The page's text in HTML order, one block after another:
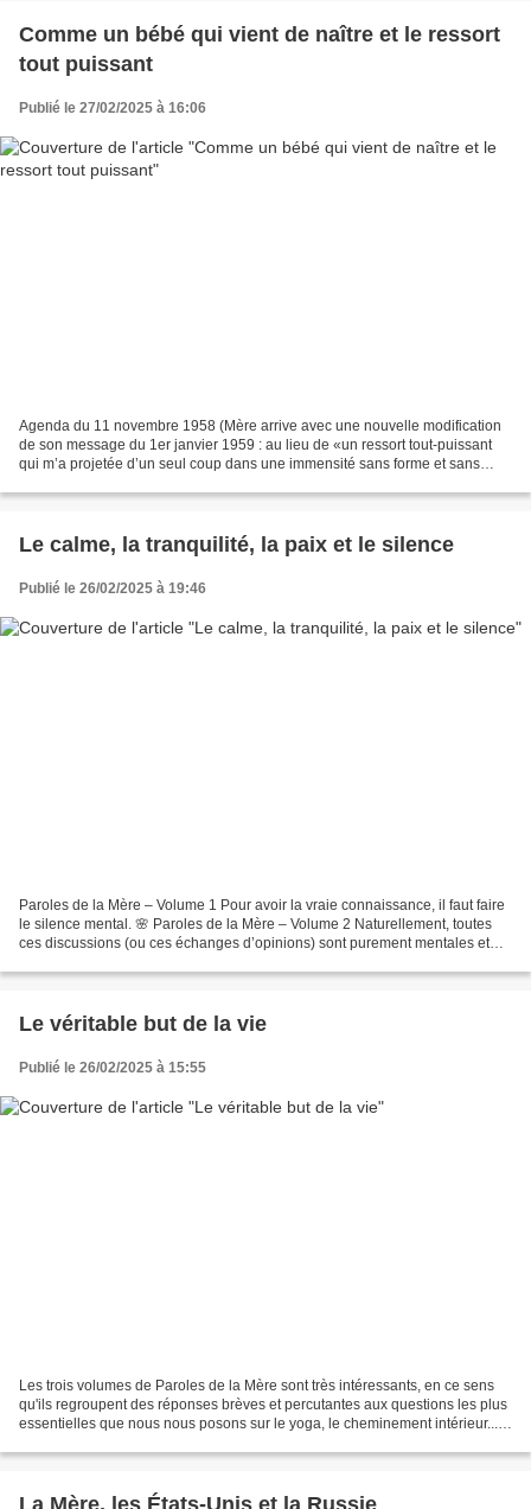
Comme un bébé qui vient de naître et le ressort
tout puissant
Publié le 27/02/2025 à 16:06
Agenda du 11 novembre 1958 (Mère arrive avec une nouvelle modification
de son message du 1er janvier 1959 : au lieu de «un ressort tout-puissant
qui m’a projetée d’un seul coup dans une immensité sans forme et sans
Le calme, la tranquilité, la paix et le silence
Publié le 26/02/2025 à 19:46
Paroles de la Mère – Volume 1 Pour avoir la vraie connaissance, il faut faire
le silence mental. 🌸 Paroles de la Mère – Volume 2 Naturellement, toutes
ces discussions (ou ces échanges d’opinions) sont purement mentales et
Le véritable but de la vie
Publié le 26/02/2025 à 15:55
Les trois volumes de Paroles de la Mère sont très intéressants, en ce sens
qu'ils regroupent des réponses brèves et percutantes aux questions les plus
essentielles que nous nous posons sur le yoga, le cheminement intérieur...
La Mère, les États-Unis et la Russie